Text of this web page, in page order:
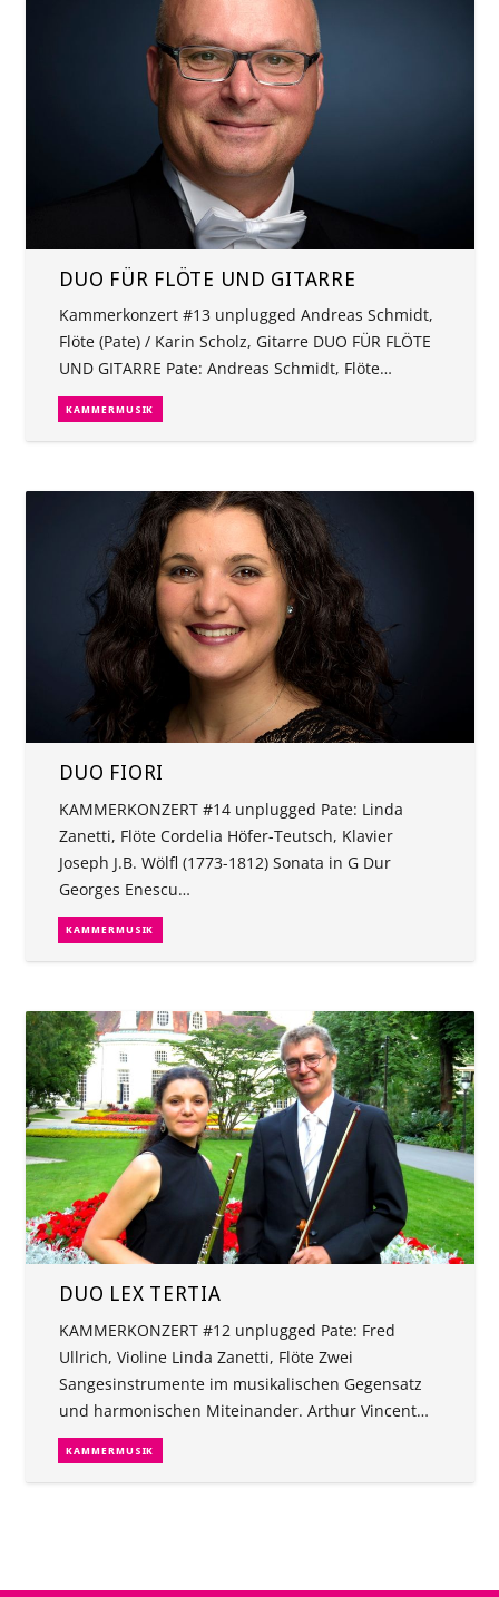
DUO FÜR FLÖTE UND GITARRE
Kammerkonzert #13 unplugged Andreas Schmidt,
Flöte (Pate) / Karin Scholz, Gitarre DUO FÜR FLÖTE
UND GITARRE Pate: Andreas Schmidt, Flöte…
KAMMERMUSIK
DUO FIORI
KAMMERKONZERT #14 unplugged Pate: Linda
Zanetti, Flöte Cordelia Höfer-Teutsch, Klavier
Joseph J.B. Wölfl (1773-1812) Sonata in G Dur
Georges Enescu…
KAMMERMUSIK
DUO LEX TERTIA
KAMMERKONZERT #12 unplugged Pate: Fred
Ullrich, Violine Linda Zanetti, Flöte Zwei
Sangesinstrumente im musikalischen Gegensatz
und harmonischen Miteinander. Arthur Vincent…
KAMMERMUSIK